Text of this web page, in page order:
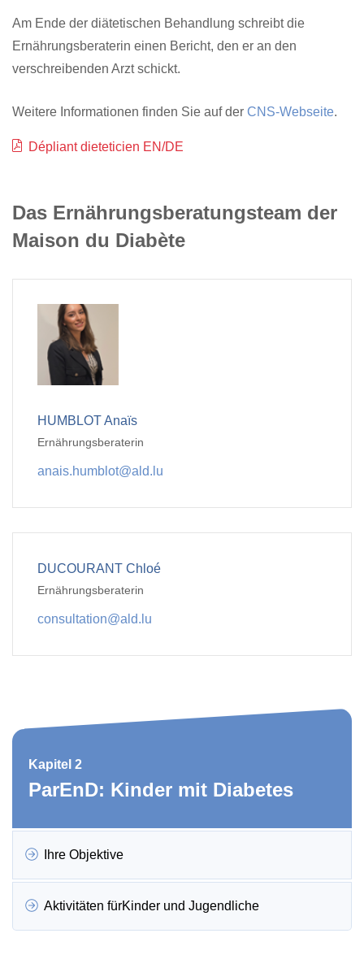
Am Ende der diätetischen Behandlung schreibt die
Ernährungsberaterin einen Bericht, den er an den
verschreibenden Arzt schickt.
Weitere Informationen finden Sie auf der CNS-Webseite.
Dépliant dieteticien EN/DE
Das Ernährungsberatungsteam der
Maison du Diabète
HUMBLOT Anaïs
Ernährungsberaterin
anais.humblot@ald.lu
DUCOURANT Chloé
Ernährungsberaterin
consultation@ald.lu
Kapitel 2
ParEnD: Kinder mit Diabetes
Ihre Objektive
Aktivitäten fürKinder und Jugendliche